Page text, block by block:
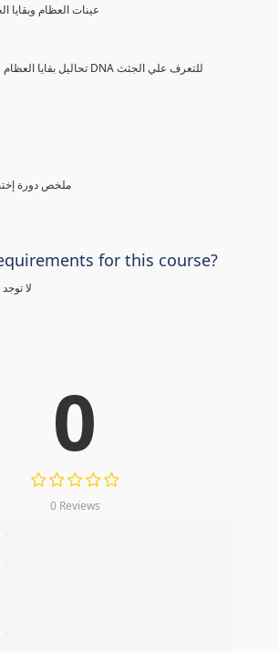
7- عينات العظام
(19) تحاليل بقايا العظام وأشلاء الجثث وتحليل DNA للتعرف علي الجثث
(20) ملخص دورة
for this course?
لا
0
0 Reviews